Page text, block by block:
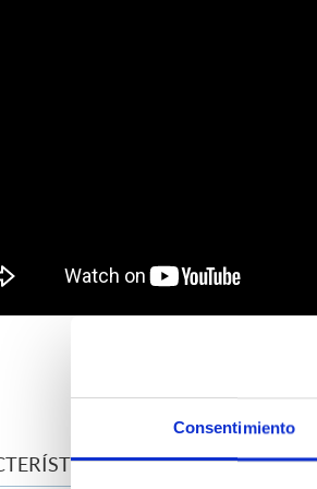
Consentimiento
Y ESPECIFICACIONES